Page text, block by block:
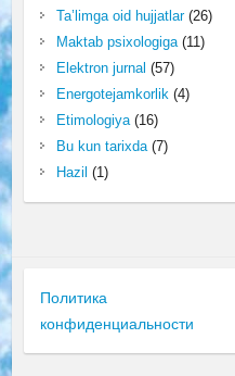
Ta’limga oid hujjatlar(26)
Maktab psixologiga(11)
Elektron jurnal (57)
Energotejamkorlik(4)
Etimologiya(16)
Bu kun tarixda(7)
Hazil (1)
Политика
конфиденциальности